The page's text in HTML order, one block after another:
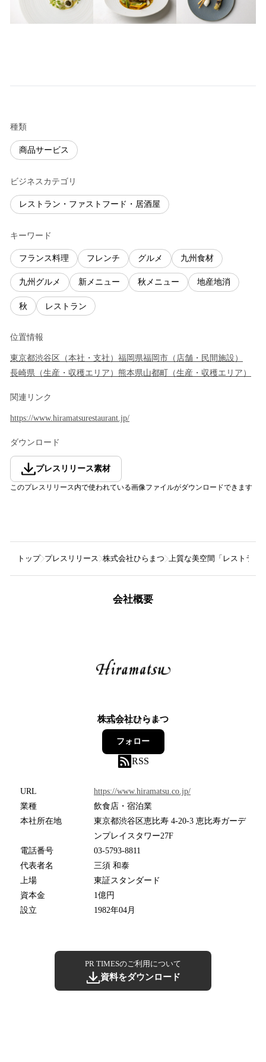
種類
商品サービス
ビジネスカテゴリ
レストラン・ファストフード・居酒屋
キーワード
フランス料理 フレンチ グルメ 九州食材
九州グルメ 新メニュー 秋メニュー 地産地消
秋 レストラン
位置情報
東京都渋谷区 （本社・支社 ） 福岡県福岡市 （ 店舗・民間施設 ）
長崎県 （生産・収穫エリア ） 熊本県山都町 （生産・収穫エリア ）
関連リンク
https://www.hiramatsurestaurant.jp/
ダウンロード
プレスリリース素材
このプレスリリース内で使われている画像ファイルがダウンロードできます
トップ プレスリリース 株式会社ひらまつ 上質な美空間「レストラン
会社概要
株式会社ひらまつ
38フォロワー
フォロー
RSS
URL
https://www.hiramatsu.co.jp/
業種
飲食店・宿泊業
本社所在地
東京都渋谷区恵比寿 4-20-3 恵比寿ガーデ
ンプレイスタワー27F
電話番号
03-5793-8811
代表者名
三須 和泰
上場
東証スタンダード
資本金
1億円
設立
1982年04月
PR TIMESのご利用について
資料をダウンロード